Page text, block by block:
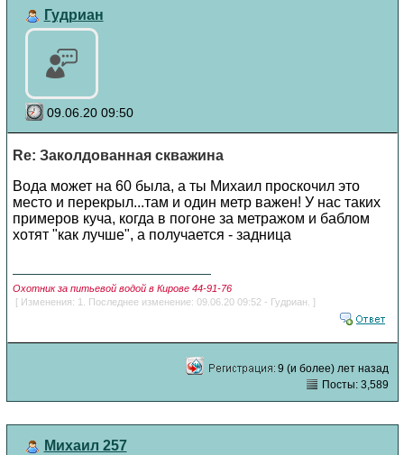
Гудриан
09.06.20 09:50
Re: Заколдованная скважина
Вода может на 60 была, а ты Михаил проскочил это
место и перекрыл...там и один метр важен! У нас таких
примеров куча, когда в погоне за метражом и баблом
хотят "как лучше", а получается - задница
Охотник за питьевой водой в Кирове 44-91-76
[ Изменения: 1. Последнее изменение: 09.06.20 09:52 - Гудриан. ]
9 (и более) лет назад
Посты: 3,589
Михаил 257